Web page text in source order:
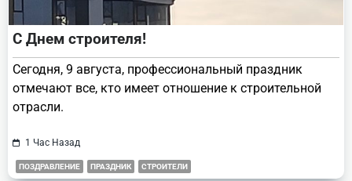
С Днем строителя!
Сегодня, 9 августа, профессиональный праздник
отмечают все, кто имеет отношение к строительной
отрасли.
1 Час Назад
ПОЗДРАВЛЕНИЕ ПРАЗДНИК СТРОИТЕЛИ